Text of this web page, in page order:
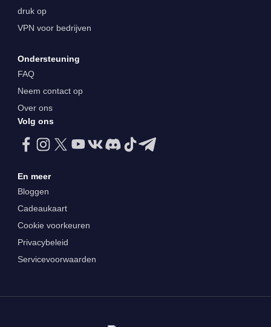
druk op
VPN voor bedrijven
Ondersteuning
FAQ
Neem contact op
Over ons
Volg ons
En meer
Bloggen
Cadeaukaart
Cookie voorkeuren
Privacybeleid
Servicevoorwaarden